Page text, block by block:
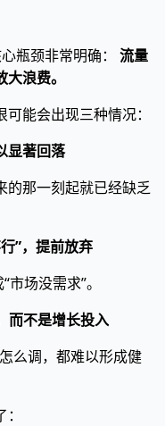
瓶颈非常明确： 流量
浪费。
能会出现三种情况：
显著回落
的那一刻起就已经缺乏
”，提前放弃
场没需求”。
而不是增长投入
么调，都难以形成健